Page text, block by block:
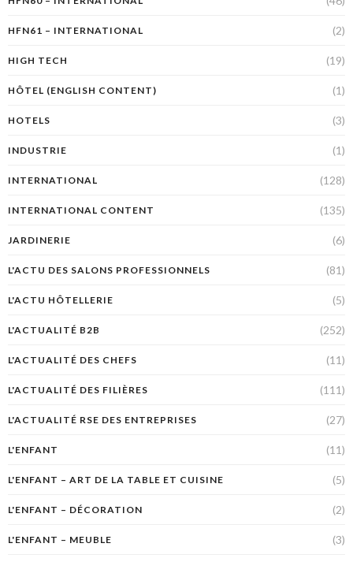
HFN61 – INTERNATIONAL (2)
HIGH TECH (19)
HÔTEL (ENGLISH CONTENT) (1)
HOTELS (3)
INDUSTRIE (1)
INTERNATIONAL (128)
INTERNATIONAL CONTENT (135)
JARDINERIE (6)
L'ACTU DES SALONS PROFESSIONNELS (81)
L'ACTU HÔTELLERIE (5)
L'ACTUALITÉ B2B (252)
L'ACTUALITÉ DES CHEFS (11)
L'ACTUALITÉ DES FILIÈRES (111)
L'ACTUALITÉ RSE DES ENTREPRISES (27)
L'ENFANT (11)
L'ENFANT – ART DE LA TABLE ET CUISINE (5)
L'ENFANT – DÉCORATION (2)
L'ENFANT – MEUBLE (3)